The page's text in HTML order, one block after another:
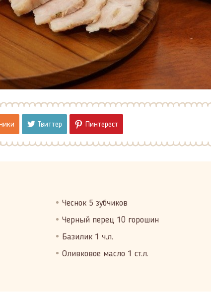
Твиттер Пинтерест
Чеснок 5 зубчиков
Черный перец 10 горошин
Базилик 1 ч.л.
Оливковое масло 1 ст.л.